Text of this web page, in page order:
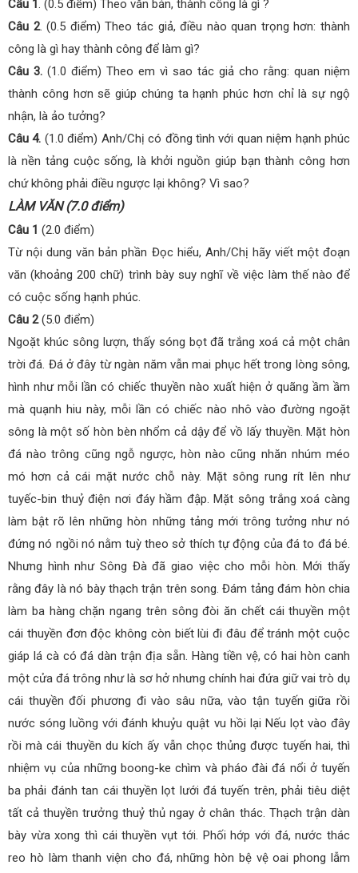
Câu 1. (0.5 điểm) Theo văn bản, thành công là gì ?
Câu 2. (0.5 điểm) Theo tác giả, điều nào quan trọng hơn: thành
công là gì hay thành công để làm gì?
Câu 3. (1.0 điểm) Theo em vì sao tác giả cho rằng: quan niệm
thành công hơn sẽ giúp chúng ta hạnh phúc hơn chỉ là sự ngộ
nhận, là ảo tưởng?
Câu 4. (1.0 điểm) Anh/Chị có đồng tình với quan niệm hạnh phúc
là nền tảng cuộc sống, là khởi nguồn giúp bạn thành công hơn
chứ không phải điều ngược lại không? Vì sao?
LÀM VĂN (7.0 điểm)
Câu 1 (2.0 điểm)
Từ nội dung văn bản phần Đọc hiểu, Anh/Chị hãy viết một đoạn
văn (khoảng 200 chữ) trình bày suy nghĩ về việc làm thế nào để
có cuộc sống hạnh phúc.
Câu 2(5.0 điểm)
Ngoặt khúc sông lượn, thấy sóng bọt đã trắng xoá cả một chân
trời đá. Đá ở đây từ ngàn năm vẫn mai phục hết trong lòng sông,
hình như mỗi lần có chiếc thuyền nào xuất hiện ở quãng ầm ầm
mà quạnh hiu này, mỗi lần có chiếc nào nhô vào đường ngoặt
sông là một số hòn bèn nhổm cả dậy để vồ lấy thuyền. Mặt hòn
đá nào trông cũng ngỗ ngược, hòn nào cũng nhăn nhúm méo
mó hơn cả cái mặt nước chỗ này. Mặt sông rung rít lên như
tuyếc-bin thuỷ điện nơi đáy hầm đập. Mặt sông trắng xoá càng
làm bật rõ lên những hòn những tảng mới trông tưởng như nó
đứng nó ngồi nó nằm tuỳ theo sở thích tự động của đá to đá bé.
Nhưng hình như Sông Đà đã giao việc cho mỗi hòn. Mới thấy
rằng đây là nó bày thạch trận trên song. Đám tảng đám hòn chia
làm ba hàng chặn ngang trên sông đòi ăn chết cái thuyền một
cái thuyền đơn độc không còn biết lùi đi đâu để tránh một cuộc
giáp lá cà có đá dàn trận địa sẵn. Hàng tiền vệ, có hai hòn canh
một cửa đá trông như là sơ hở nhưng chính hai đứa giữ vai trò dụ
cái thuyền đối phương đi vào sâu nữa, vào tận tuyến giữa rồi
nước sóng luồng với đánh khuỷu quật vu hồi lại Nếu lọt vào đây
rồi mà cái thuyền du kích ấy vẫn chọc thủng được tuyến hai, thì
nhiệm vụ của những boong-ke chìm và pháo đài đá nổi ở tuyến
ba phải đánh tan cái thuyền lọt lưới đá tuyến trên, phải tiêu diệt
tất cả thuyền trưởng thuỷ thủ ngay ở chân thác. Thạch trận dàn
bày vừa xong thì cái thuyền vụt tới. Phối hớp với đá, nước thác
reo hò làm thanh viện cho đá, những hòn bệ vệ oai phong lẫm